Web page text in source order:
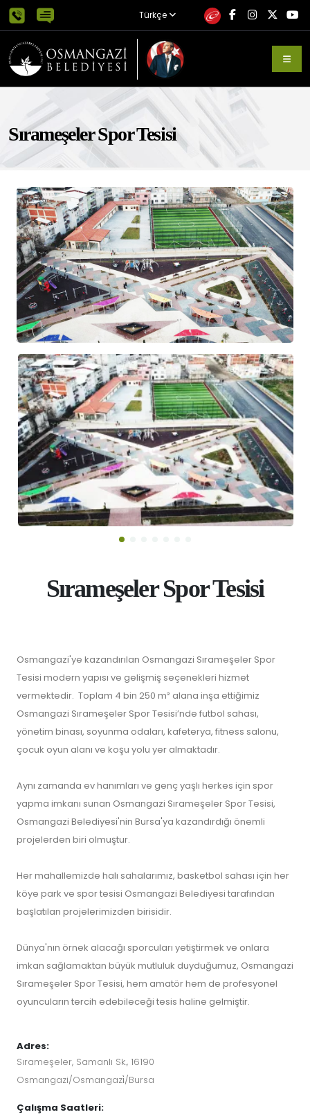
Türkçe
Sırameşeler Spor Tesisi
Sırameşeler Spor Tesisi
Osmangazi'ye kazandırılan Osmangazi Sırameşeler Spor
Tesisi modern yapısı ve gelişmiş seçenekleri hizmet
vermektedir. Toplam 4 bin 250 m² alana inşa ettiğimiz
Osmangazi Sırameşeler Spor Tesisi’nde futbol sahası,
yönetim binası, soyunma odaları, kafeterya, fitness salonu,
çocuk oyun alanı ve koşu yolu yer almaktadır.
Aynı zamanda ev hanımları ve genç yaşlı herkes için spor
yapma imkanı sunan Osmangazi Sırameşeler Spor Tesisi,
Osmangazi Belediyesi'nin Bursa'ya kazandırdığı önemli
projelerden biri olmuştur.
Her mahallemizde halı sahalarımız, basketbol sahası için her
köye park ve spor tesisi Osmangazi Belediyesi tarafından
başlatılan projelerimizden birisidir.
Dünya'nın örnek alacağı sporcuları yetiştirmek ve onlara
imkan sağlamaktan büyük mutluluk duyduğumuz, Osmangazi
Sırameşeler Spor Tesisi, hem amatör hem de profesyonel
oyuncuların tercih edebileceği tesis haline gelmiştir.
Adres:
Sırameşeler, Samanlı Sk., 16190
Osmangazi/Osmangazi̇/Bursa
Çalışma Saatleri: